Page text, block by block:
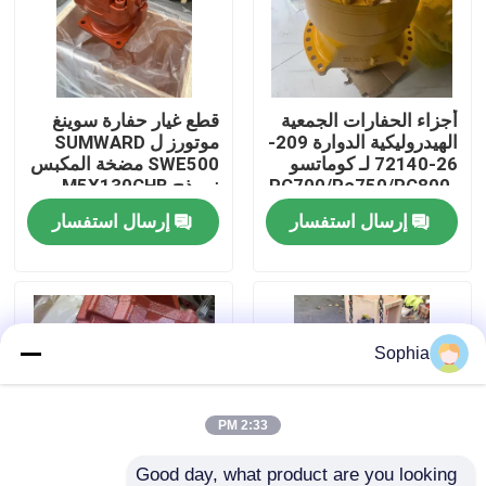
حولنا
جولة في المصنع
مراقبة الجودة
أخبار
الحفارات الغيار
أجزاء الحفارات الجمعية
الهيدروليكية الدوارة 209-
26-72140 لـ كوماتسو
PC700/Pc750/PC800-
8 الأجزاء الميكانيكية
إرسال استفسار
قطع غيار حفارة سوينغ
موتورز ل SUMWARD
SWE500 مضخة المكبس
نموذج M5X130CHB
MFG NO. 01FA2045
إرسال استفسار
Sophia
2:33 PM
Good day, what product are you looking